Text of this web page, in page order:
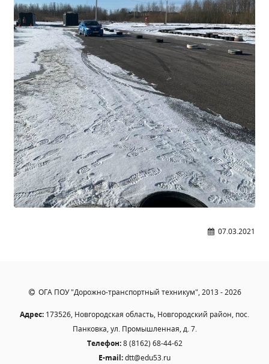
07.03.2021
ОГА ПОУ "Дорожно-транспортный техникум", 2013 - 2026
Адрес: 173526, Новгородская область, Новгородский район, пос.
Панковка, ул. Промышленная, д. 7.
Телефон:8 (8162) 68-44-62
E-mail:dtt@edu53.ru